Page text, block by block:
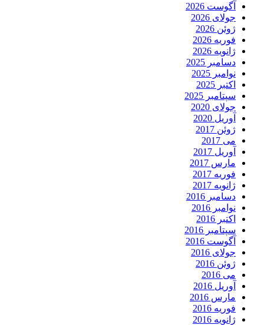
آگوست 2026
جولای 2026
ژوئن 2026
فوریه 2026
ژانویه 2026
دسامبر 2025
نوامبر 2025
اکتبر 2025
سپتامبر 2025
جولای 2020
آوریل 2020
ژوئن 2017
می 2017
آوریل 2017
مارس 2017
فوریه 2017
ژانویه 2017
دسامبر 2016
نوامبر 2016
اکتبر 2016
سپتامبر 2016
آگوست 2016
جولای 2016
ژوئن 2016
می 2016
آوریل 2016
مارس 2016
فوریه 2016
ژانویه 2016